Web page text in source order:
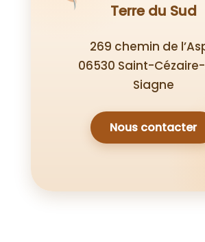
Terre du Sud
269 chemin de
06530 Saint-
Siagne
Nous contacter